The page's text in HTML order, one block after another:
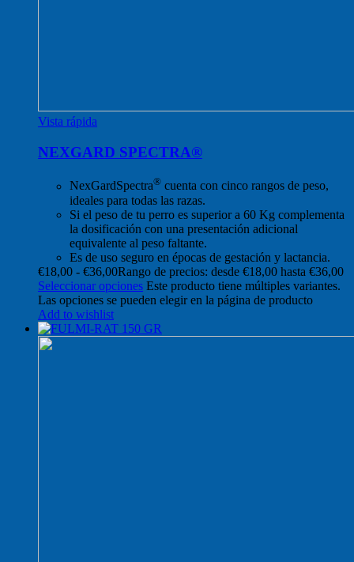
Vista rápida
NEXGARD SPECTRA®
NexGardSpectra® cuenta con cinco rangos de peso,
ideales para todas las razas.
Si el peso de tu perro es superior a 60 Kg complementa
la dosificación con una presentación adicional
equivalente al peso faltante.
Es de uso seguro en épocas de gestación y lactancia.
€18,00 - €36,00Rango de precios: desde €18,00 hasta €36,00
Seleccionar opciones Este producto tiene múltiples variantes.
Las opciones se pueden elegir en la página de producto
Add to wishlist